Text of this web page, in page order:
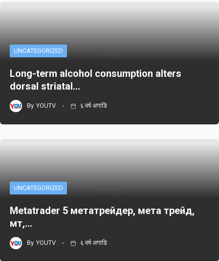
UNCATEGORIZED
Long-term alcohol consumption alters
dorsal striatal…
By YOUTV ६ वर्ष अगाडि
UNCATEGORIZED
Metatrader 5 метатрейдер, мета трейд,
мт,…
By YOUTV ६ वर्ष अगाडि